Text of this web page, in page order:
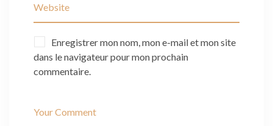
Enregistrer mon nom, mon e-mail et mon site
dans le navigateur pour mon prochain
commentaire.